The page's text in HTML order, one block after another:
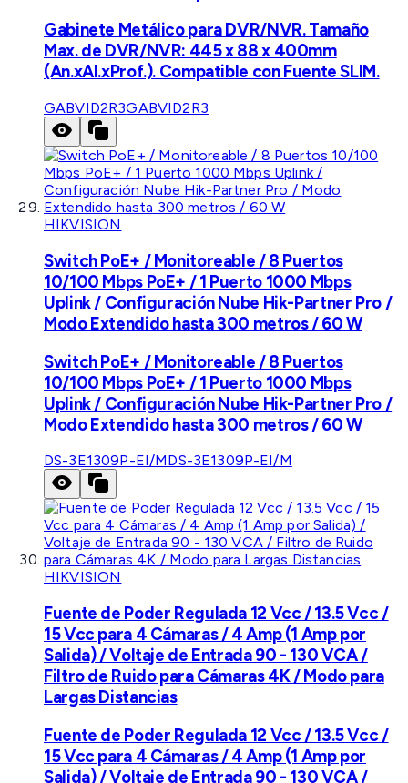
Gabinete Metálico para DVR/NVR. Tamaño
Max. de DVR/NVR: 445 x 88 x 400mm
(An.xAl.xProf.). Compatible con Fuente SLIM.
GABVID2R3GABVID2R3
HIKVISION
Switch PoE+ / Monitoreable / 8 Puertos
10/100 Mbps PoE+ / 1 Puerto 1000 Mbps
Uplink / Configuración Nube Hik-Partner Pro /
Modo Extendido hasta 300 metros / 60 W
Switch PoE+ / Monitoreable / 8 Puertos
10/100 Mbps PoE+ / 1 Puerto 1000 Mbps
Uplink / Configuración Nube Hik-Partner Pro /
Modo Extendido hasta 300 metros / 60 W
DS-3E1309P-EI/MDS-3E1309P-EI/M
HIKVISION
Fuente de Poder Regulada 12 Vcc / 13.5 Vcc /
15 Vcc para 4 Cámaras / 4 Amp (1 Amp por
Salida) / Voltaje de Entrada 90 - 130 VCA /
Filtro de Ruido para Cámaras 4K / Modo para
Largas Distancias
Fuente de Poder Regulada 12 Vcc / 13.5 Vcc /
15 Vcc para 4 Cámaras / 4 Amp (1 Amp por
Salida) / Voltaje de Entrada 90 - 130 VCA /